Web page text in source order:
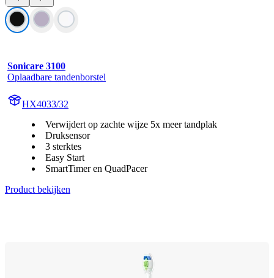
Sonicare 3100
Oplaadbare tandenborstel
HX4033/32
Verwijdert op zachte wijze 5x meer tandplak
Druksensor
3 sterktes
Easy Start
SmartTimer en QuadPacer
Product bekijken